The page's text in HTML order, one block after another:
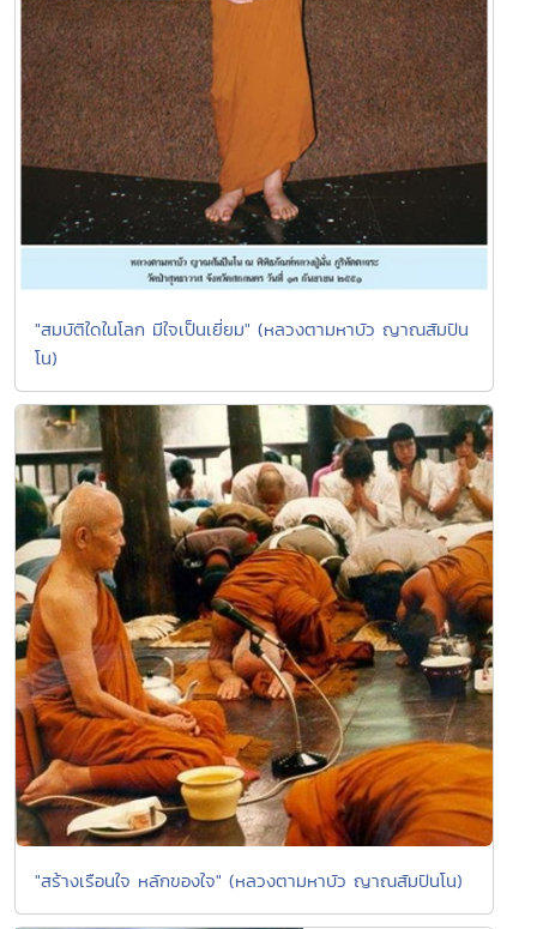
"สมบัติใดในโลก มีใจเป็นเยี่ยม" (หลวงตามหาบัว ญาณสัมปัน
โน)
"สร้างเรือนใจ หลักของใจ" (หลวงตามหาบัว ญาณสัมปันโน)